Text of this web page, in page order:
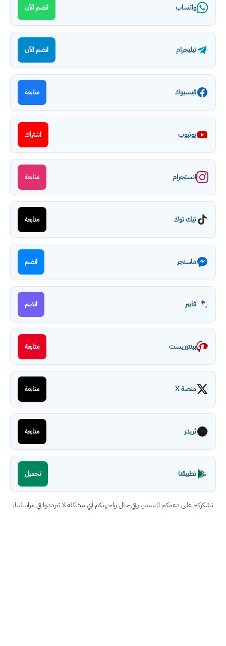
واتساب انضم الآن
تيليجرام انضم الآن
فيسبوك متابعة
يوتيوب اشتراك
انستجرام متابعة
تيك توك متابعة
ماسنجر انضم
فايبر انضم
بينتيريست متابعة
منصة X متابعة
ثريدز متابعة
تطبيقنا تحميل
نشكركم على دعمكم المستمر، وفي حال واجهتكم أي مشكلة لا تترددوا في مراسلتنا.